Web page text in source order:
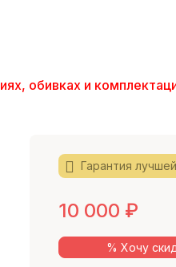
обивках и
Гарантия
10 000 ₽
% Хочу